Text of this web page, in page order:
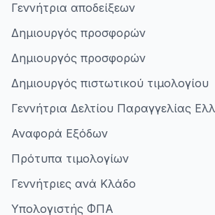
Γεννήτρια αποδείξεων
Δημιουργός προσφορών
Δημιουργός προσφορών
Δημιουργός πιστωτικού τιμολογίου
Γεννήτρια Δελτίου Παραγγελίας
Αναφορά Εξόδων
Πρότυπα τιμολογίων
Γεννήτριες ανά Κλάδο
Υπολογιστής ΦΠΑ